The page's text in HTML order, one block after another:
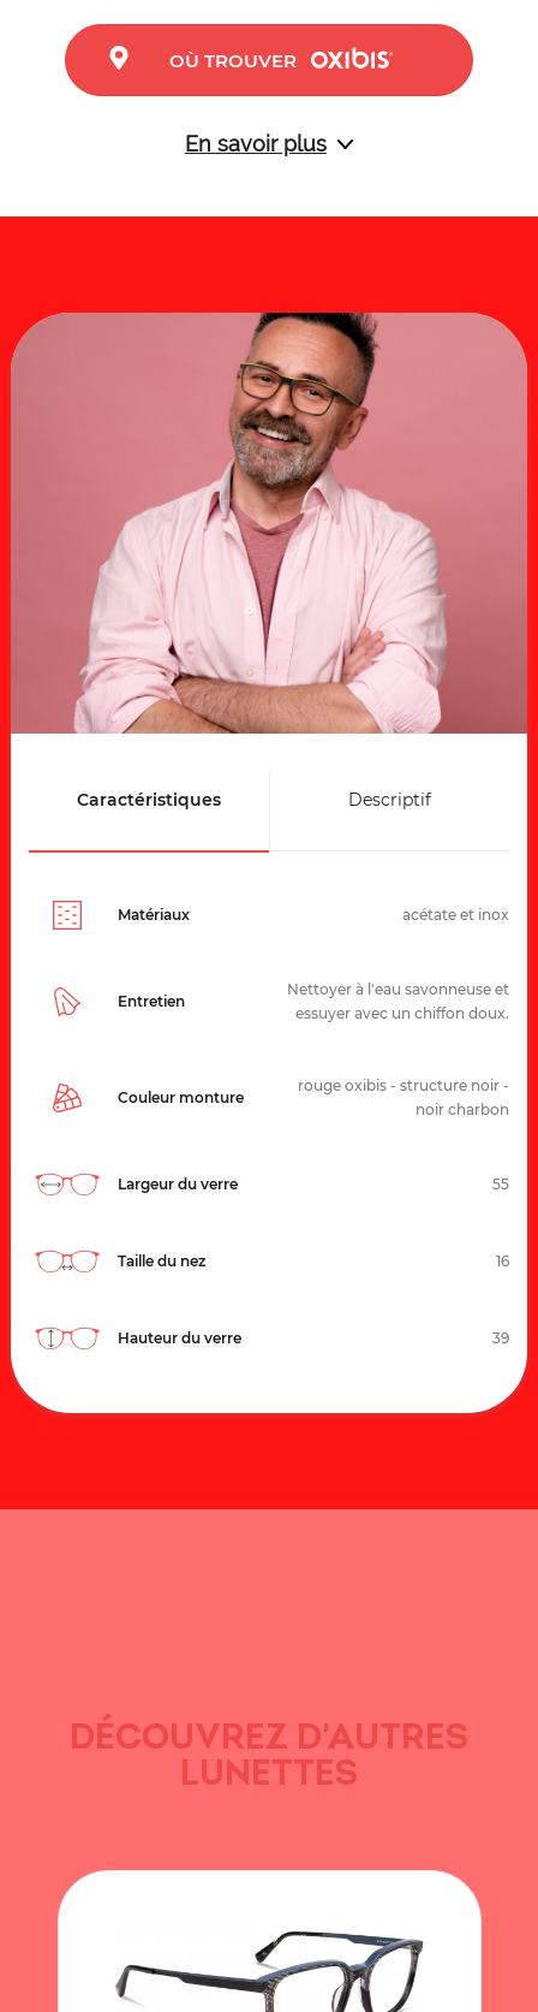
Caractéristiques Descriptif
Matériaux acétate et inox
Entretien
Nettoyer à l'eau savonneuse et
essuyer avec un chiffon doux.
Couleur monture
rouge oxibis - structure noir -
noir charbon
Largeur du verre 55
Taille du nez 16
Hauteur du verre 39
OÙ TROUVER
En savoir plus
DÉCOUVREZ D'AUTRES
LUNETTES